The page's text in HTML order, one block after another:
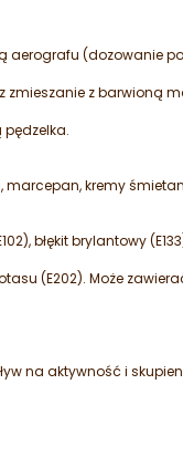
(dozowanie po
z barwioną
marcepan, kremy
błękit brylantowy
(E202). Może
na aktywność i